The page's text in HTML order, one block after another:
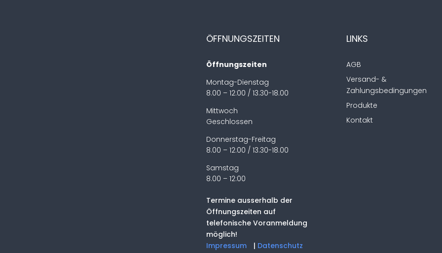
ÖFFNUNGSZEITEN
Öffnungszeiten
Montag-Dienstag
8.00 – 12:00 / 13.30-18.00
Mittwoch
Geschlossen
Donnerstag-Freitag
8.00 – 12:00 / 13.30-18.00
Samstag
8.00 – 12:00
Termine ausserhalb der
Öffnungszeiten auf
telefonische Voranmeldung
möglich!
Impressum
| Datenschutz
LINKS
AGB
Versand- &
Zahlungsbedingungen
Produkte
Kontakt